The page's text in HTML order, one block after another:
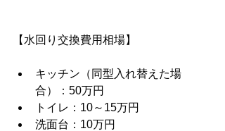
【水回り交換費用相場】
キッチン（同型入れ替えた場
合）：50万円
トイレ：10～15万円
洗面台：10万円